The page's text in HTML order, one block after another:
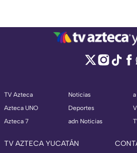
TV Azteca
Azteca UNO
Azteca 7
Noticias
Deportes
adn Noticias
TV AZTECA YUCATÁN